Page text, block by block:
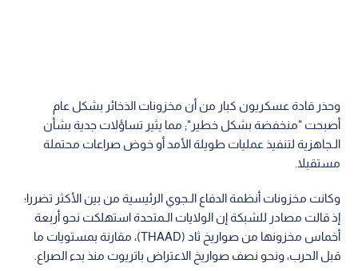
وحذر قادة عسكريون كبار من أن مخزونات الذخائر بشكل عام
أصبحت "منخفضة بشكل خطير"; مما يثير تساؤلات جدية بشأن
الـجاهزية لتنفيذ عمليات طويلة الأمد أو خوض صراعات محتملة
مستقبلا.
وكانت مخزونات أنظمة الدفاع الـجوي الرئيسية من بين الأكثر تضررا؛
إذ قالت مصادر للشبكة إن الولايات الـمتحدة استهلكت نحو أربعة
أخماس مخزونها من صواريخ ثاد (THAAD)، مقارنة بمستويات ما
قبل الحرب، ونحو نصف صواريخ الاعتراض باتريوت منذ بدء الصراع.